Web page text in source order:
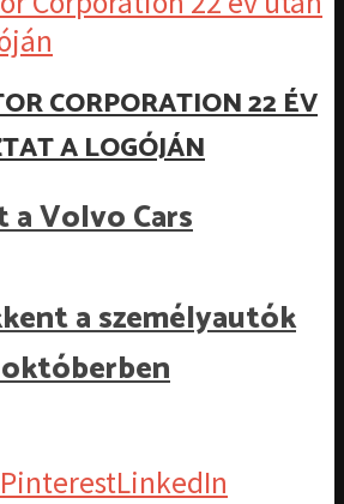
CORPORATION 22 ÉV
A LOGÓJÁN
Volvo Cars
a személyautók
PinterestLinkedIn